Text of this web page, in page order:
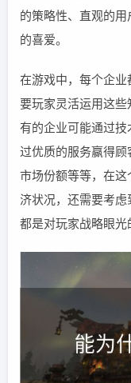
的策略性、直观的
的喜爱。
在游戏中，每个企
要玩家灵活运用这些
有的企业可能通过
过优质的服务赢得
市场份额等等，在
济状况，还需要考
都是对玩家战略眼光